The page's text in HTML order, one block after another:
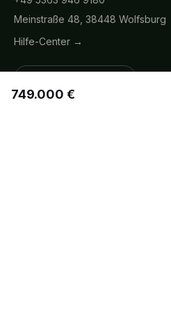
749.000 €
Meinstraße 48, 38448 Wolfsburg
Hilfe-Center →